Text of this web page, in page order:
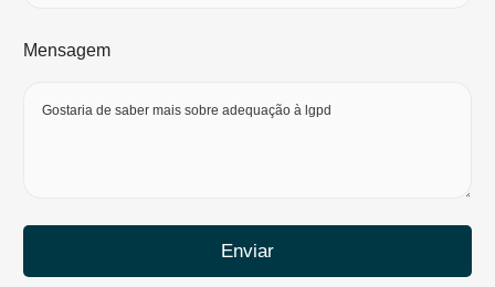
Mensagem
Enviar